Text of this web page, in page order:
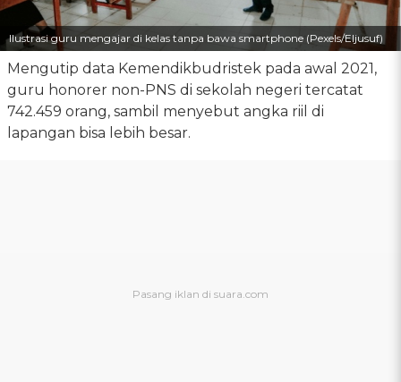
Ilustrasi guru mengajar di kelas tanpa bawa smartphone (Pexels/Eljusuf)
Mengutip data Kemendikbudristek pada awal 2021,
guru honorer non-PNS di sekolah negeri tercatat
742.459 orang, sambil menyebut angka riil di
lapangan bisa lebih besar.